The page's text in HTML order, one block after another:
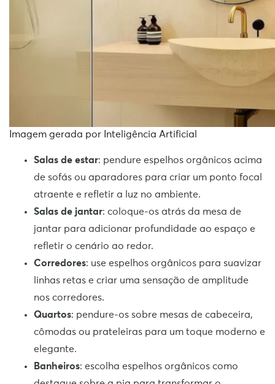
Imagem gerada por Inteligência Artificial
Salas de estar: pendure espelhos orgânicos acima
de sofás ou aparadores para criar um ponto focal
atraente e refletir a luz no ambiente.
Salas de jantar: coloque-os atrás da mesa de
jantar para adicionar profundidade ao espaço e
refletir o cenário ao redor.
Corredores: use espelhos orgânicos para suavizar
linhas retas e criar uma sensação de amplitude
nos corredores.
Quartos: pendure-os sobre mesas de cabeceira,
cômodas ou prateleiras para um toque moderno e
elegante.
Banheiros: escolha espelhos orgânicos como